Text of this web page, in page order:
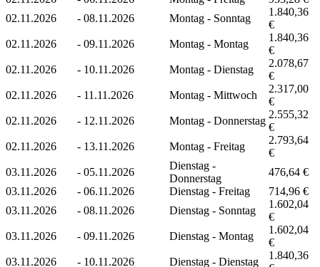
02.11.2026
- 08.11.2026 Montag - Sonntag
1.840,36
€
02.11.2026
- 09.11.2026 Montag - Montag
1.840,36
€
02.11.2026
- 10.11.2026 Montag - Dienstag
2.078,67
€
02.11.2026
- 11.11.2026 Montag - Mittwoch
2.317,00
€
02.11.2026
- 12.11.2026 Montag - Donnerstag
2.555,32
€
02.11.2026
- 13.11.2026 Montag - Freitag
2.793,64
€
03.11.2026
- 05.11.2026
Dienstag -
Donnerstag
476,64 €
03.11.2026
- 06.11.2026 Dienstag - Freitag
714,96 €
03.11.2026
- 08.11.2026 Dienstag - Sonntag
1.602,04
€
03.11.2026
- 09.11.2026 Dienstag - Montag
1.602,04
€
03.11.2026
- 10.11.2026 Dienstag - Dienstag
1.840,36